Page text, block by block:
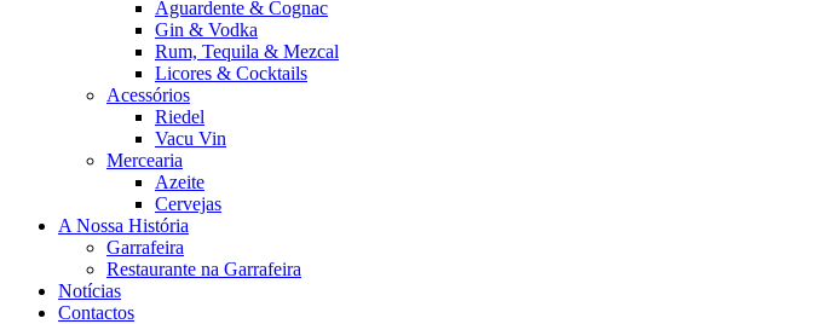
Aguardente & Cognac
Gin & Vodka
Rum, Tequila & Mezcal
Licores & Cocktails
Acessórios
Riedel
Vacu Vin
Mercearia
Azeite
Cervejas
A Nossa História
Garrafeira
Restaurante na Garrafeira
Notícias
Contactos